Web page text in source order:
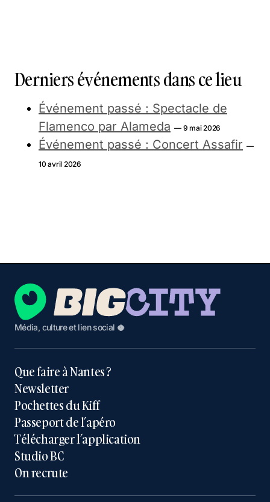
Derniers événements dans ce lieu
Événement passé : Spectacle de
Flamenco par Alameda — 9 mai 2026
Événement passé : Concert Assafir —
10 avril 2026
Média, culture et lien social 🥥
Que faire à Nantes ?
Newsletter
Pochettes du Kiff
Passeport de l’apéro
Télécharger l’application
Studio BC
On recrute